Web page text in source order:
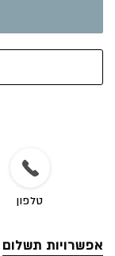
טלפון
אפשרויות תשלום